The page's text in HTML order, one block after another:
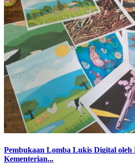
Pembukaan Lomba Lukis Digital oleh
Kementerian...